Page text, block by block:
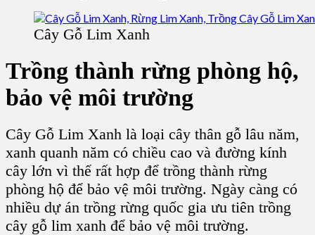
Cây Gỗ Lim Xanh
Trồng thành rừng phòng hộ,
bảo vệ môi trường
Cây Gỗ Lim Xanh là loại cây thân gỗ lâu năm,
xanh quanh năm có chiều cao và đường kính
cây lớn vì thế rất hợp để trồng thành rừng
phòng hộ để bảo vệ môi trường. Ngày càng có
nhiều dự án trồng rừng quốc gia ưu tiên trồng
cây gỗ lim xanh để bảo vệ môi trường.